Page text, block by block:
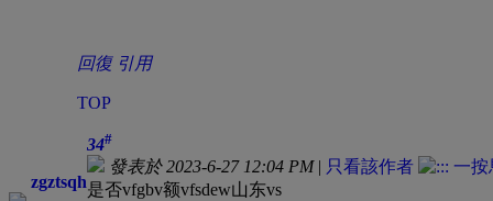
回復 引用
TOP
zgztsqh
34#
發表於 2023-6-27 12:04 PM| 只看該作者
是否vfgbv额vfsdew山东vs